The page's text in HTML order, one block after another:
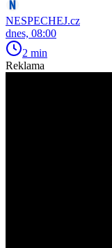
NESPECHEJ.cz
dnes, 08:00
2 min
Reklama